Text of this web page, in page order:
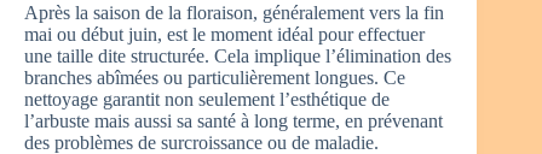
Après la saison de la floraison, généralement vers la fin
mai ou début juin, est le moment idéal pour effectuer
une taille dite structurée. Cela implique l’élimination des
branches abîmées ou particulièrement longues. Ce
nettoyage garantit non seulement l’esthétique de
l’arbuste mais aussi sa santé à long terme, en prévenant
des problèmes de surcroissance ou de maladie.